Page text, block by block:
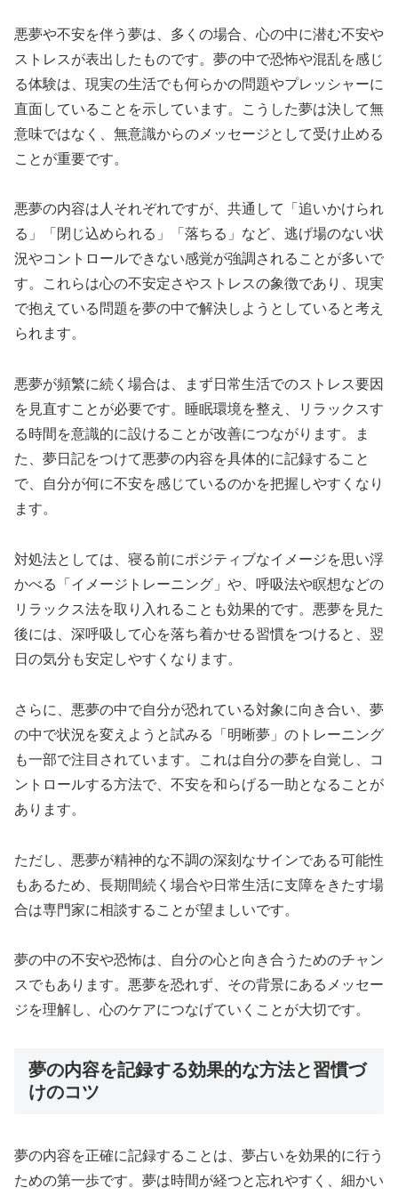
悪夢や不安を伴う夢は、多くの場合、心の中に潜む不安や
ストレスが表出したものです。夢の中で恐怖や混乱を感じ
る体験は、現実の生活でも何らかの問題やプレッシャーに
直面していることを示しています。こうした夢は決して無
意味ではなく、無意識からのメッセージとして受け止める
ことが重要です。
悪夢の内容は人それぞれですが、共通して「追いかけられ
る」「閉じ込められる」「落ちる」など、逃げ場のない状
況やコントロールできない感覚が強調されることが多いで
す。これらは心の不安定さやストレスの象徴であり、現実
で抱えている問題を夢の中で解決しようとしていると考え
られます。
悪夢が頻繁に続く場合は、まず日常生活でのストレス要因
を見直すことが必要です。睡眠環境を整え、リラックスす
る時間を意識的に設けることが改善につながります。ま
た、夢日記をつけて悪夢の内容を具体的に記録すること
で、自分が何に不安を感じているのかを把握しやすくなり
ます。
対処法としては、寝る前にポジティブなイメージを思い浮
かべる「イメージトレーニング」や、呼吸法や瞑想などの
リラックス法を取り入れることも効果的です。悪夢を見た
後には、深呼吸して心を落ち着かせる習慣をつけると、翌
日の気分も安定しやすくなります。
さらに、悪夢の中で自分が恐れている対象に向き合い、夢
の中で状況を変えようと試みる「明晰夢」のトレーニング
も一部で注目されています。これは自分の夢を自覚し、コ
ントロールする方法で、不安を和らげる一助となることが
あります。
ただし、悪夢が精神的な不調の深刻なサインである可能性
もあるため、長期間続く場合や日常生活に支障をきたす場
合は専門家に相談することが望ましいです。
夢の中の不安や恐怖は、自分の心と向き合うためのチャン
スでもあります。悪夢を恐れず、その背景にあるメッセー
ジを理解し、心のケアにつなげていくことが大切です。
夢の内容を記録する効果的な方法と習慣づ
けのコツ
夢の内容を正確に記録することは、夢占いを効果的に行う
ための第一歩です。夢は時間が経つと忘れやすく、細かい